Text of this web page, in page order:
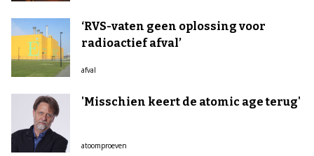
‘RVS-vaten geen oplossing voor
radioactief afval’
afval
'Misschien keert de atomic age terug'
atoomproeven